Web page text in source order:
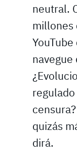
neutral.
millones
quizás
dirá.